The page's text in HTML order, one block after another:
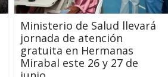
Ministerio de Salud llevará
jornada de atención
gratuita en Hermanas
Mirabal este 26 y 27 de